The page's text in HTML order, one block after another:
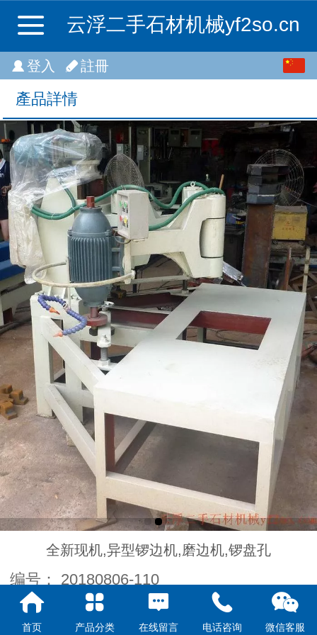
云浮二手石材机械yf2so.cn
登入 註冊
English
產品詳情
全新现机,异型锣边机,磨边机,锣盘孔
编号： 20180806-110
主电机功率： 4KW
首页 产品分类 在线留言 电话咨询 微信客服